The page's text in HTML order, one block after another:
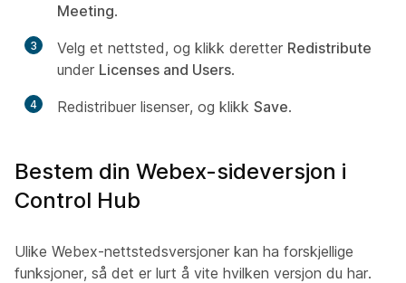
Meeting.
3 Velg et nettsted, og klikk deretter Redistribute
under Licenses and Users.
4 Redistribuer lisenser, og klikk Save.
Bestem din Webex-sideversjon i
Control Hub
Ulike Webex-nettstedsversjoner kan ha forskjellige
funksjoner, så det er lurt å vite hvilken versjon du har.